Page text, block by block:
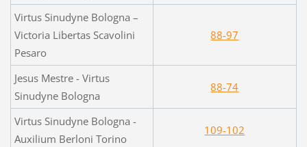
Virtus Sinudyne Bologna –
Victoria Libertas Scavolini
Pesaro
88-97
Jesus Mestre - Virtus
Sinudyne Bologna
88-74
Virtus Sinudyne Bologna -
Auxilium Berloni Torino
109-102